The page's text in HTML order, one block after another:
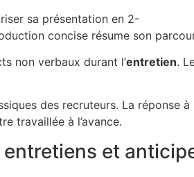
sa présentation en 2-
concise résume son
non verbaux durant l’entretien.
des recruteurs. La réponse à
travaillée à l’avance.
et